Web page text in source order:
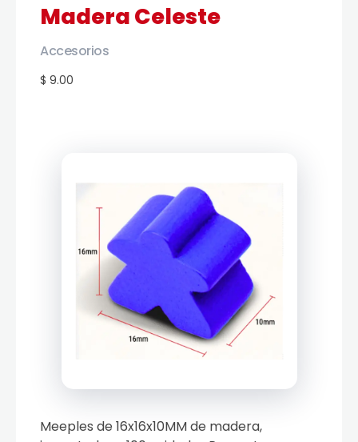
Madera Celeste
$ 9.00
Accesorios
Meeples de 16x16x10MM de madera,